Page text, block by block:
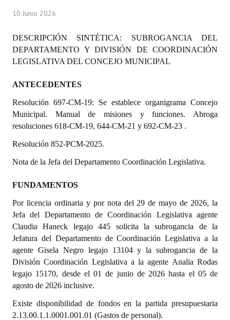
Programas
LEGISLACIÓN
Carta Orgánica 2007
Reglamento Interno
Digesto
Organigrama
DOCUMENTOS
Informes de Gestión
Proyectos Presentados
Dictámenes Asesoría Letrada
Actas de Sesión
Informes de Unidad Coordinadora
Ejecución Presupuestaria
10 Junio 2026
DESCRIPCIÓN SINTÉTICA: SUBROGANCIA DEL
DEPARTAMENTO Y DIVISIÓN DE COORDINACIÓN
LEGISLATIVA DEL CONCEJO MUNICIPAL
ANTECEDENTES
Resolución 697-CM-19: Se establece organigrama Concejo
Municipal. Manual de misiones y funciones. Abroga
resoluciones 618-CM-19, 644-CM-21 y 692-CM-23 .
Resolución 852-PCM-2025.
Nota de la Jefa del Departamento Coordinación Legislativa.
FUNDAMENTOS
Por licencia ordinaria y por nota del 29 de mayo de 2026, la
Jefa del Departamento de Coordinación Legislativa agente
Claudia Haneck legajo 445 solicita la subrogancia de la
Jefatura del Departamento de Coordinación Legislativa a la
agente Gisela Negro legajo 13104 y la subrogancia de la
División Coordinación Legislativa a la agente Analia Rodas
legajo 15170, desde el 01 de junio de 2026 hasta el 05 de
agosto de 2026 inclusive.
Existe disponibilidad de fondos en la partida presupuestaria
2.13.00.1.1.0001.001.01 (Gastos de personal).